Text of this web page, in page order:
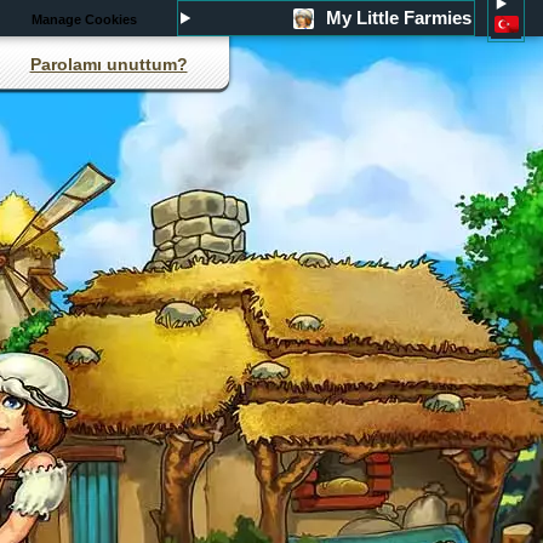
Manage Cookies My Little Farmies
Parolamı unuttum?